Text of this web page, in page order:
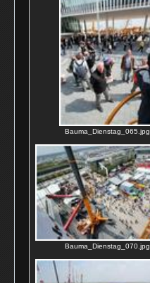
Bauma_Dienstag_065.jpg
Bauma_Dienstag_070.jpg